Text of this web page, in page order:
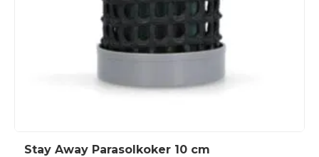
Stay Away Parasolkoker 10 cm